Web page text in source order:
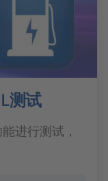
测试
进行测试，